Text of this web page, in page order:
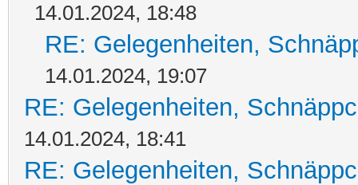
14.01.2024, 18:48
RE: Gelegenheiten,
14.01.2024, 19:07
RE: Gelegenheiten,
14.01.2024, 18:41
RE: Gelegenheiten,